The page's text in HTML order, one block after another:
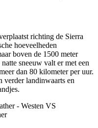
richting de Sierra
hoeveelheden
boven de 1500 meter
sneeuw valt er met een
dan 80 kilometer per uur.
verder landinwaarts en